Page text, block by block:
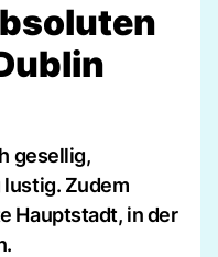
gesellig,
Zudem
Hauptstadt, in der